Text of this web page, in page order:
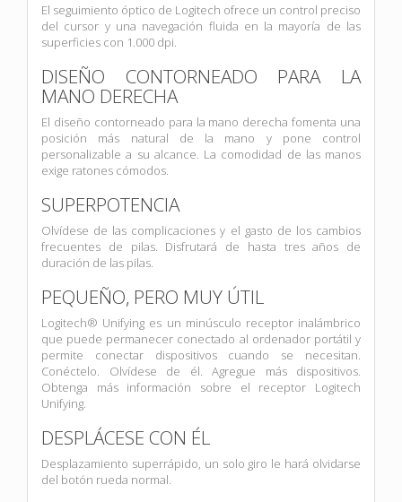
El seguimiento óptico de Logitech ofrece un control preciso
del cursor y una navegación fluida en la mayoría de las
superficies con 1.000 dpi.
DISEÑO CONTORNEADO PARA LA
MANO DERECHA
El diseño contorneado para la mano derecha fomenta una
posición más natural de la mano y pone control
personalizable a su alcance. La comodidad de las manos
exige ratones cómodos.
SUPERPOTENCIA
Olvídese de las complicaciones y el gasto de los cambios
frecuentes de pilas. Disfrutará de hasta tres años de
duración de las pilas.
PEQUEÑO, PERO MUY ÚTIL
Logitech® Unifying es un minúsculo receptor inalámbrico
que puede permanecer conectado al ordenador portátil y
permite conectar dispositivos cuando se necesitan.
Conéctelo. Olvídese de él. Agregue más dispositivos.
Obtenga más información sobre el receptor Logitech
Unifying.
DESPLÁCESE CON ÉL
Desplazamiento superrápido, un solo giro le hará olvidarse
del botón rueda normal.